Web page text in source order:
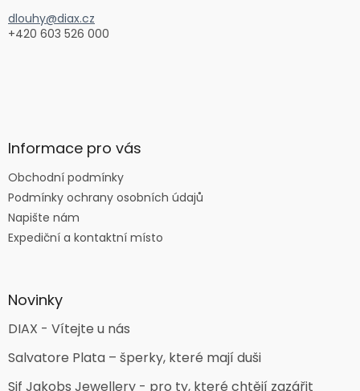
dlouhy@diax.cz
+420 603 526 000
Informace pro vás
Obchodní podmínky
Podmínky ochrany osobních údajů
Napište nám
Expediční a kontaktní místo
Novinky
DIAX - Vítejte u nás
Salvatore Plata – šperky, které mají duši
Sif Jakobs Jewellery - pro ty, které chtějí zazářit